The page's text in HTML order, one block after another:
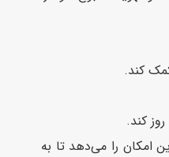
کند.
کند.
امکان را می‌دهد تا به